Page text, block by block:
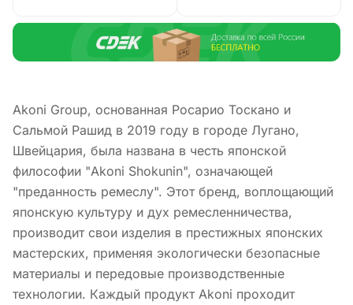
Akoni Group, основанная Росарио Тоскано и
Сальмой Рашид в 2019 году в городе Лугано,
Швейцария, была названа в честь японской
философии "Akoni Shokunin", означающей
"преданность ремеслу". Этот бренд, воплощающий
японскую культуру и дух ремесленничества,
производит свои изделия в престижных японских
мастерских, применяя экологически безопасные
материалы и передовые производственные
технологии. Каждый продукт Akoni проходит